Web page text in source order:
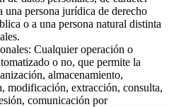
una persona jurídica de derecho
o a una persona natural distinta
Cualquier operación o
o no, que permite la
almacenamiento,
modificación, extracción, consulta,
comunicación por